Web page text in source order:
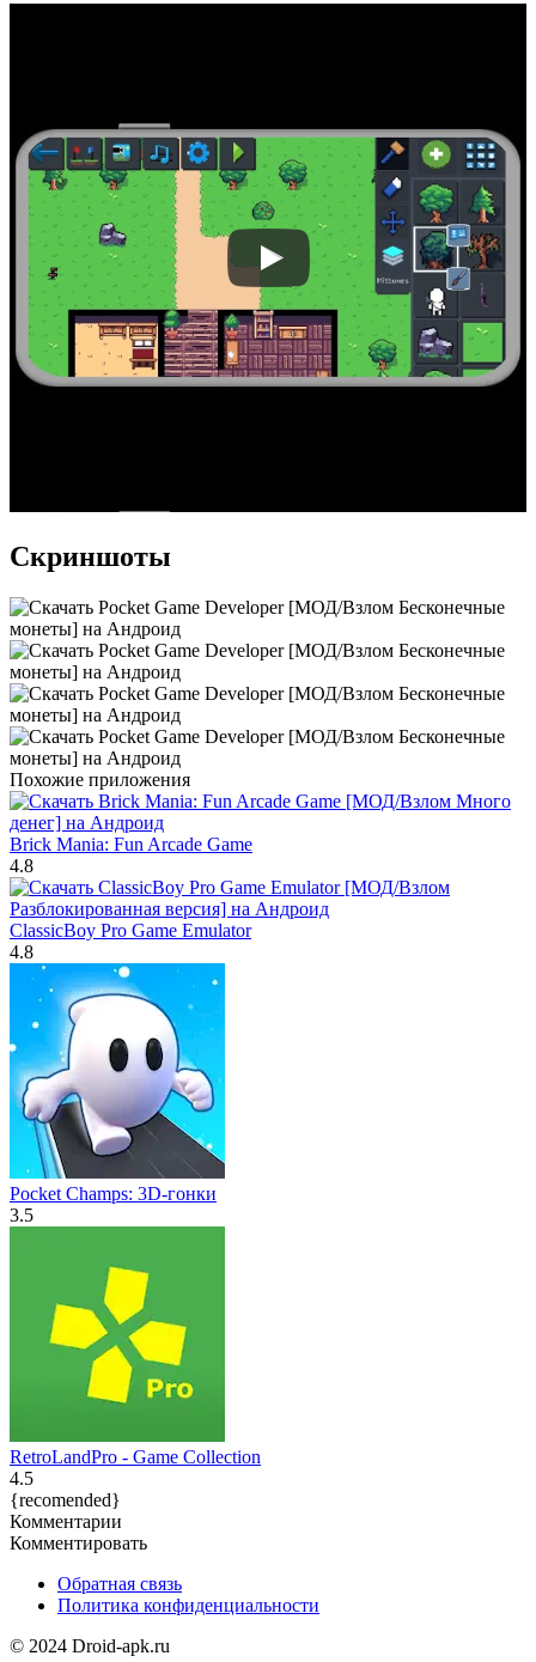
Скриншоты
Похожие приложения
Brick Mania: Fun Arcade Game
4.8
ClassicBoy Pro Game Emulator
4.8
Pocket Champs: 3D-гонки
3.5
RetroLandPro - Game Collection
4.5
{recomended}
Комментарии
Комментировать
Обратная связь
Политика конфиденциальности
© 2024 Droid-apk.ru